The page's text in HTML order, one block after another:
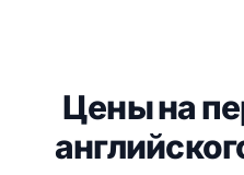
Цены на